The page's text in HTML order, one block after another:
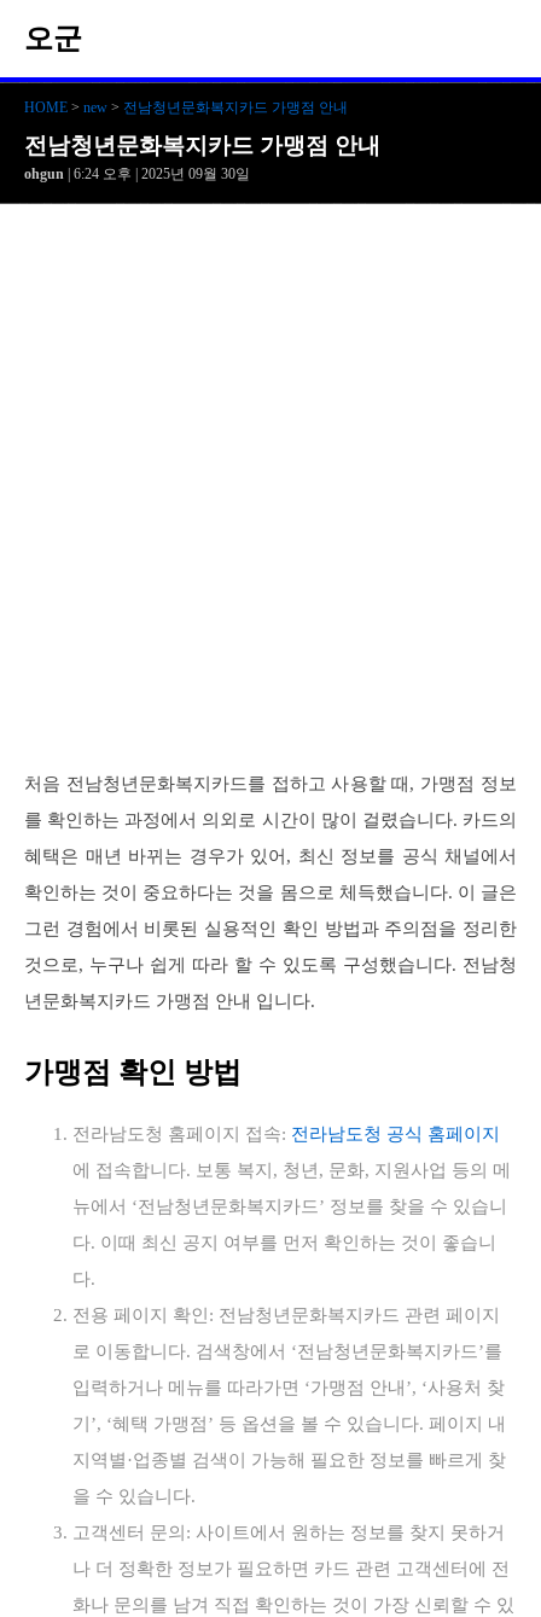
오군
HOME > new > 전남청년문화복지카드 가맹점 안내
전남청년문화복지카드 가맹점 안내
ohgun | 6:24 오후 | 2025년 09월 30일
처음 전남청년문화복지카드를 접하고 사용할 때, 가맹점 정보
를 확인하는 과정에서 의외로 시간이 많이 걸렸습니다. 카드의
혜택은 매년 바뀌는 경우가 있어, 최신 정보를 공식 채널에서
확인하는 것이 중요하다는 것을 몸으로 체득했습니다. 이 글은
그런 경험에서 비롯된 실용적인 확인 방법과 주의점을 정리한
것으로, 누구나 쉽게 따라 할 수 있도록 구성했습니다. 전남청
년문화복지카드 가맹점 안내 입니다.
가맹점 확인 방법
전라남도청 홈페이지 접속: 전라남도청 공식 홈페이지
에 접속합니다. 보통 복지, 청년, 문화, 지원사업 등의 메
뉴에서 ‘전남청년문화복지카드’ 정보를 찾을 수 있습니
다. 이때 최신 공지 여부를 먼저 확인하는 것이 좋습니
다.
전용 페이지 확인: 전남청년문화복지카드 관련 페이지
로 이동합니다. 검색창에서 ‘전남청년문화복지카드’를
입력하거나 메뉴를 따라가면 ‘가맹점 안내’, ‘사용처 찾
기’, ‘혜택 가맹점’ 등 옵션을 볼 수 있습니다. 페이지 내
지역별·업종별 검색이 가능해 필요한 정보를 빠르게 찾
을 수 있습니다.
고객센터 문의: 사이트에서 원하는 정보를 찾지 못하거
나 더 정확한 정보가 필요하면 카드 관련 고객센터에 전
화나 문의를 남겨 직접 확인하는 것이 가장 신뢰할 수 있